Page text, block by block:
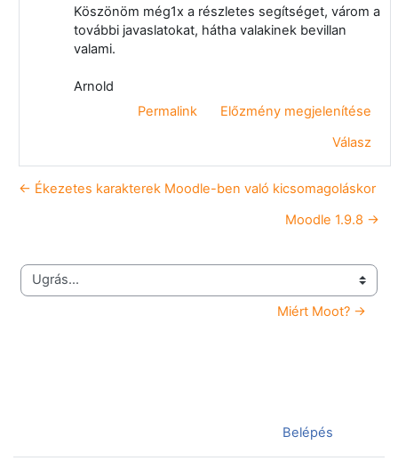
Köszönöm még1x a részletes segítséget, várom a
további javaslatokat, hátha valakinek bevillan
valami.
Arnold
Permalink
Előzmény megjelenítése
Válasz
← Ékezetes karakterek Moodle-ben való kicsomagoláskor
Moodle 1.9.8 →
Ugrás...
Miért Moot? →
Belépés